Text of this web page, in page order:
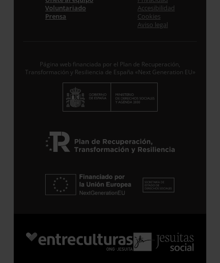
Política de Privacidad *
Suscribirme
Voluntariado
Prensa
Accesibilidad
Cookies
Aviso legal
Página web financiada por el Plan de Recuperación,
Transformación y Resiliencia de España «Next Generation EU»